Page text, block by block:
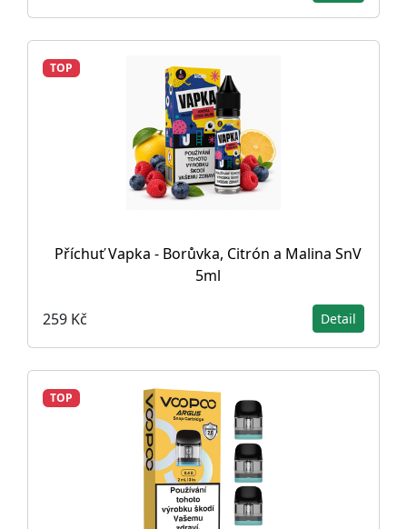
TOP
Příchuť Vapka - Borůvka, Citrón a Malina SnV
5ml
259 Kč Detail
TOP